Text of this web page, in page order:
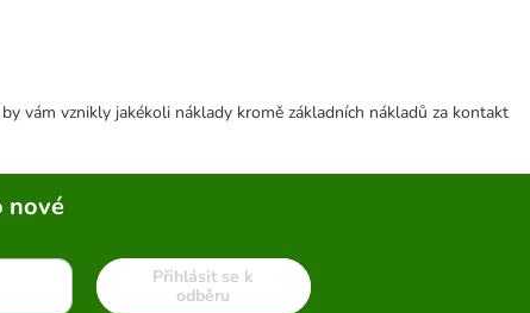
vám vznikly jakékoli náklady kromě základních nákladů za kontakt
nové
Přihlásit se k
odběru